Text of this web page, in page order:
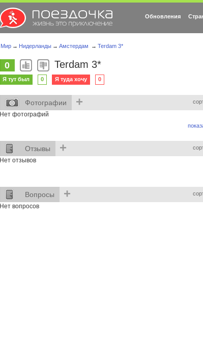
Обновления
Мир → Нидерланды → Амстердам → Terdam 3*
0 Terdam 3*
Я тут был 0 Я туда хочу 0
Фотографии +
Нет фотографий
Отзывы +
Нет отзывов
Вопросы +
Нет вопросов